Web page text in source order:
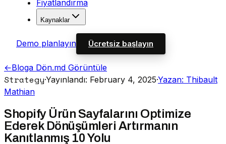
Fiyatlandırma
Kaynaklar
Demo planlayın Ücretsiz başlayın
←Bloga Dön.md Görüntüle
Strategy·Yayınlandı: February 4, 2025·Yazan: Thibault
Mathian
Shopify Ürün Sayfalarını Optimize
Ederek Dönüşümleri Artırmanın
Kanıtlanmış 10 Yolu